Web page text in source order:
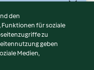
den
Funktionen für soziale
zu
geben
Medien,